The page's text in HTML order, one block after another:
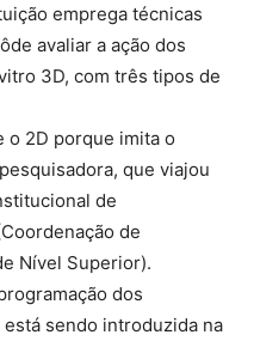
emprega técnicas
avaliar a ação dos
3D, com três tipos de
o 2D porque imita o
que viajou
de
de
Nível Superior).
dos
sendo introduzida na